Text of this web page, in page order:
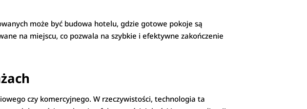
może być budowa hotelu, gdzie gotowe pokoje są
na miejscu, co pozwala na szybkie i efektywne zakończenie
czy komercyjnego. W rzeczywistości, technologia ta